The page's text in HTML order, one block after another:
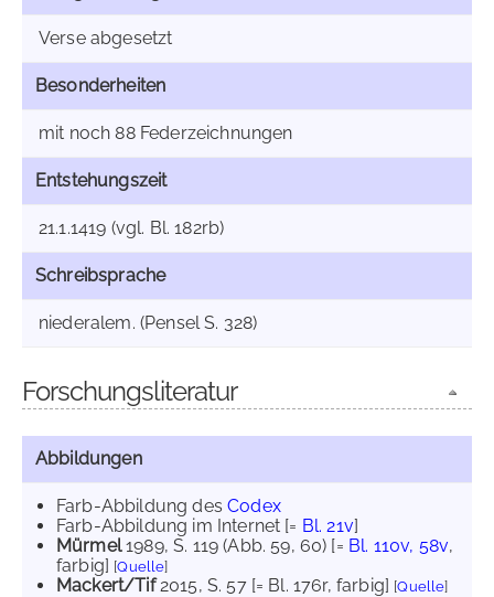
Verse abgesetzt
Besonderheiten
mit noch 88 Federzeichnungen
Entstehungszeit
21.1.1419 (vgl. Bl. 182rb)
Schreibsprache
niederalem. (Pensel S. 328)
Forschungsliteratur
Abbildungen
Farb-Abbildung desCodex
Farb-Abbildung im Internet [= Bl. 21v]
Mürmel1989, S. 119 (Abb. 59, 60) [= Bl. 110v, 58v,
farbig] [Quelle]
Mackert/Tif2015, S. 57 [= Bl. 176r, farbig] [Quelle]